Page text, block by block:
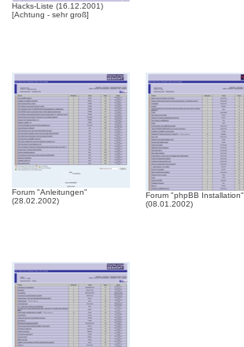
Hacks-Liste (16.12.2001)
[Achtung - sehr groß]
Forum "Anleitungen"
(28.02.2002)
Forum "phpBB Installation"
(08.01.2002)